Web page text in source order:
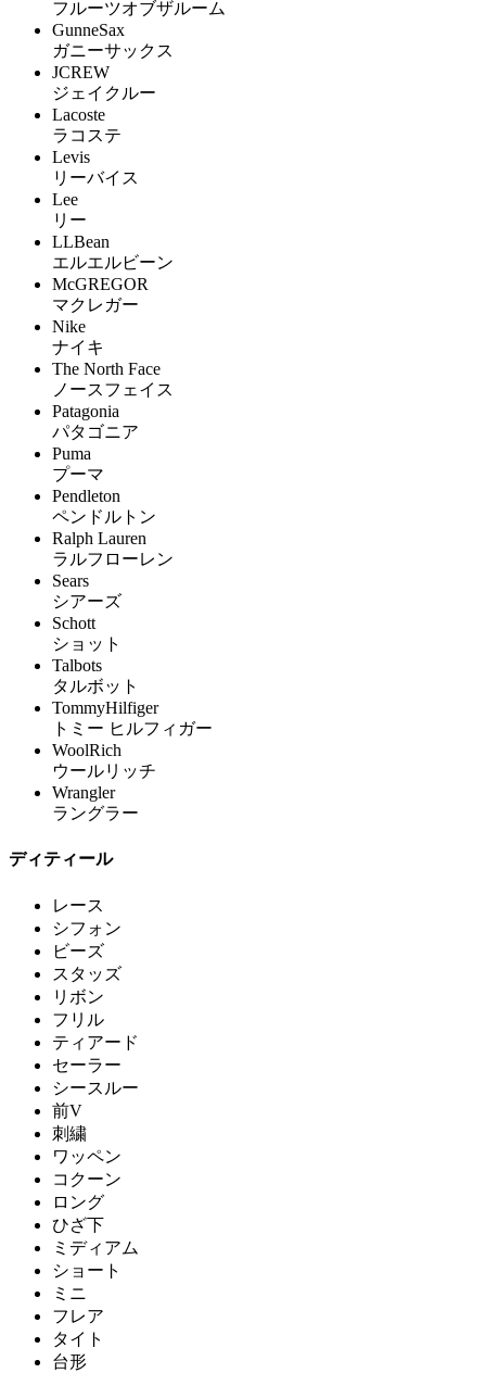
フルーツオブザルーム
GunneSax
ガニーサックス
JCREW
ジェイクルー
Lacoste
ラコステ
Levis
リーバイス
Lee
リー
LLBean
エルエルビーン
McGREGOR
マクレガー
Nike
ナイキ
The North Face
ノースフェイス
Patagonia
パタゴニア
Puma
プーマ
Pendleton
ペンドルトン
Ralph Lauren
ラルフローレン
Sears
シアーズ
Schott
ショット
Talbots
タルボット
TommyHilfiger
トミー ヒルフィガー
WoolRich
ウールリッチ
Wrangler
ラングラー
ディティール
レース
シフォン
ビーズ
スタッズ
リボン
フリル
ティアード
セーラー
シースルー
前V
刺繍
ワッペン
コクーン
ロング
ひざ下
ミディアム
ショート
ミニ
フレア
タイト
台形